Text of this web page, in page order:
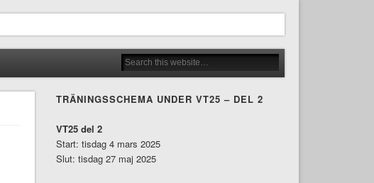
TRÄNINGSSCHEMA UNDER VT25 – DEL 2
VT25 del 2
Start: tisdag 4 mars 2025
Slut: tisdag 27 maj 2025